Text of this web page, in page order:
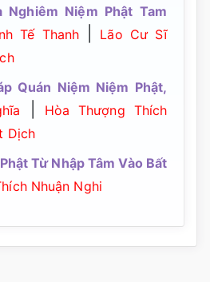
Nghiêm Niệm Phật Tam
Tế Thanh
Lão Cư Sĩ
Quán Niệm Niệm Phật,
Hòa Thượng Thích
Dịch
Từ Nhập Tâm Vào Bất
Nhuận Nghi